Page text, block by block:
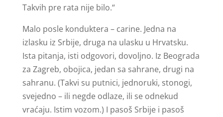
Takvih pre rata nije bilo.“
Malo posle konduktera – carine. Jedna na
izlasku iz Srbije, druga na ulasku u Hrvatsku.
Ista pitanja, isti odgovori, dovoljno. Iz Beograda
za Zagreb, obojica, jedan sa sahrane, drugi na
sahranu. (Takvi su putnici, jednoruki, stonogi,
svejedno – ili negde odlaze, ili se odnekud
vraćaju. Istim vozom.) I pasoš Srbije i pasoš